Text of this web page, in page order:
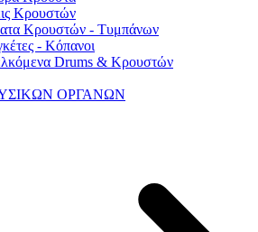
Κρουστών
Κρουστών - Τυμπάνων
- Κόπανοι
Drums & Κρουστών
ΟΡΓΑΝΩΝ